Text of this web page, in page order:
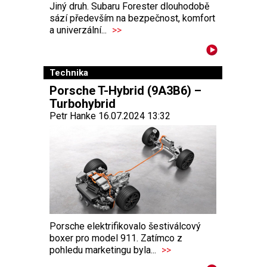
Jiný druh. Subaru Forester dlouhodobě
sází především na bezpečnost, komfort
a univerzální... >>
Technika
Porsche T-Hybrid (9A3B6) –
Turbohybrid
Petr Hanke 16.07.2024 13:32
Porsche elektrifikovalo šestiválcový
boxer pro model 911. Zatímco z
pohledu marketingu byla... >>